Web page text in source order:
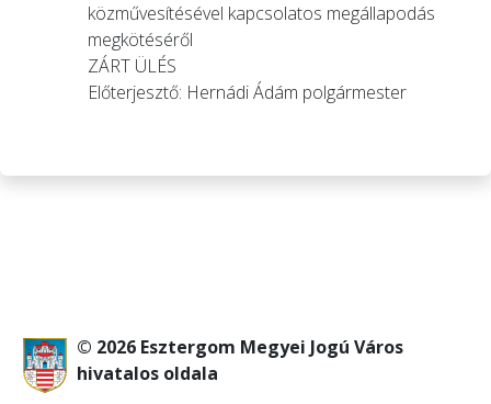
közművesítésével kapcsolatos megállapodás
megkötéséről
ZÁRT ÜLÉS
Előterjesztő: Hernádi Ádám polgármester
© 2026 Esztergom Megyei Jogú Város
hivatalos oldala